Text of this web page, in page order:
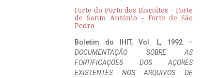
Forte do Porto dos Biscoitos – Forte
de Santo António – Forte de São
Pedro
Boletim do IHIT, Vol. L, 1992 –
DOCUMENTAÇÃO SOBRE AS
FORTIFICAÇÕES DOS AÇORES
EXISTENTES NOS ARQUIVOS DE